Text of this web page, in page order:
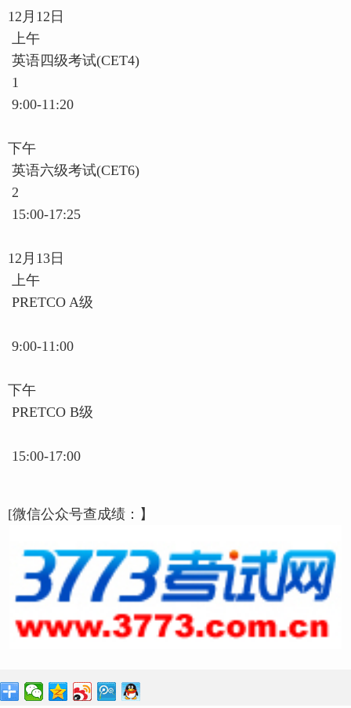
12月12日
上午
英语四级考试(CET4)
1
9:00-11:20
下午
英语六级考试(CET6)
2
15:00-17:25
12月13日
上午
PRETCO A级
9:00-11:00
下午
PRETCO B级
15:00-17:00
[微信公众号查成绩：】